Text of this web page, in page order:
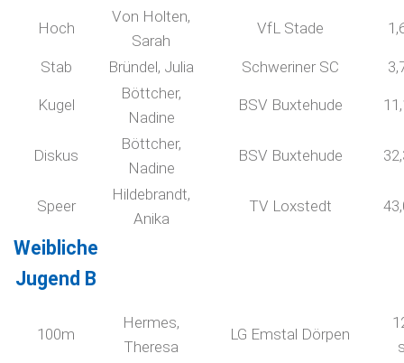
Hoch
Von Holten,
Sarah
VfL Stade
Stab Bründel, Julia Schweriner SC
Kugel
Böttcher,
Nadine
BSV Buxtehude
Diskus
Böttcher,
Nadine
BSV Buxtehude
Speer
Hildebrandt,
Anika
TV Loxstedt
Weibliche
Jugend B
100m
Hermes,
Theresa
LG Emstal Dörpen